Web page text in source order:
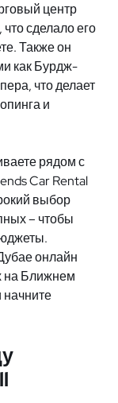
центр
сделало его
Также он
как Бурдж-
что делает
и
рядом с
Car Rental
выбор
– чтобы
онлайн
на Ближнем
начните